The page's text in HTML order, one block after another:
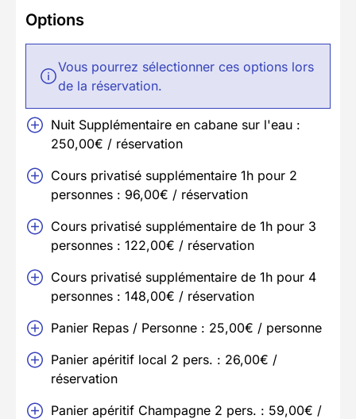
Options
Vous pourrez sélectionner ces options lors
de la réservation.
Nuit Supplémentaire en cabane sur l'eau :
250,00€ / réservation
Cours privatisé supplémentaire 1h pour 2
personnes : 96,00€ / réservation
Cours privatisé supplémentaire de 1h pour 3
personnes : 122,00€ / réservation
Cours privatisé supplémentaire de 1h pour 4
personnes : 148,00€ / réservation
Panier Repas / Personne : 25,00€ / personne
Panier apéritif local 2 pers. : 26,00€ /
réservation
Panier apéritif Champagne 2 pers. : 59,00€ /